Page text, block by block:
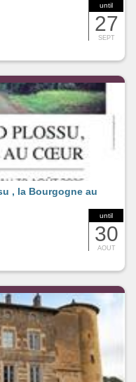
until
27
SEPT
until
30
AOUT
, la Bourgogne au